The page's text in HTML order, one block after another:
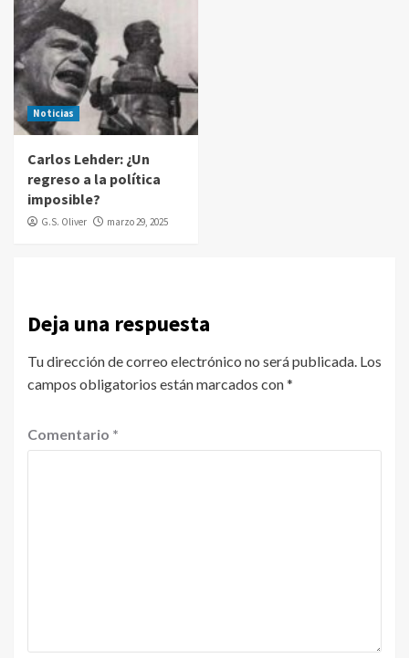
Noticias
Carlos Lehder: ¿Un
regreso a la política
imposible?
G.S. Oliver marzo 29, 2025
Deja una respuesta
Tu dirección de correo electrónico no será publicada. Los
campos obligatorios están marcados con*
Comentario *